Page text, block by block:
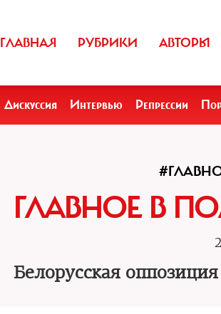
ГЛАВНАЯ РУБРИКИ АВТОРЫ
Дискуссия Интервью Репрессии
ГЛАВНОЕ В
Белорусская